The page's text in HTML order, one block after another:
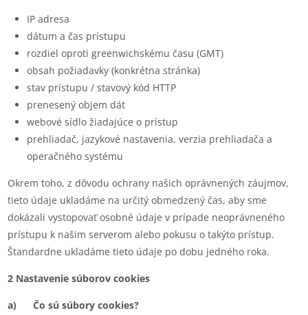
IP adresa
dátum a čas prístupu
rozdiel oproti greenwichskému času (GMT)
obsah požiadavky (konkrétna stránka)
stav prístupu / stavový kód HTTP
prenesený objem dát
webové sídlo žiadajúce o prístup
prehliadač, jazykové nastavenia, verzia prehliadača a
operačného systému
Okrem toho, z dôvodu ochrany našich oprávnených záujmov,
tieto údaje ukladáme na určitý obmedzený čas, aby sme
dokázali vystopovať osobné údaje v prípade neoprávneného
prístupu k našim serverom alebo pokusu o takýto prístup.
Štandardne ukladáme tieto údaje po dobu jedného roka.
2 Nastavenie súborov cookies
a) Čo sú súbory cookies?